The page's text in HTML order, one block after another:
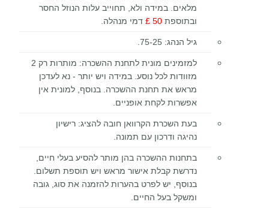
מלאים. במידה ולא, תחוייב עלות הנוזל החסר
ובתוספת 50 £ דמי מנהלה.
גיל הנהג: 75-25.
למזמינים מונית לתחנת ההשכרה: מותרות רק 2
מזוודות לכל נוסע. במידה ויש יותר - נא לעדכן
מראש את תחנת ההשכרה. בנוסף, למונית אין
אפשרות לקחת אופניים.
בעת השכרת הקרוואן חובה להציג: רישיון
נהיגה ודרכון עם תמונה.
בתחנות ההשכרה בהן מותר להסיע בעלי חיים,
נדרשת קבלת אישור מראש ויש תוספת תשלום.
בנוסף, יש לפרט בהערות להזמנה את סוג, גובה
ומשקל בעל החיים.